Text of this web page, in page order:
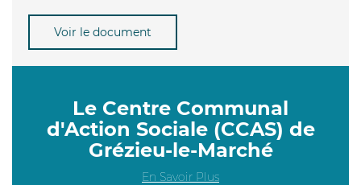
Voir le document
Le Centre Communal
d'Action Sociale (CCAS) de
Grézieu-le-Marché
En Savoir Plus